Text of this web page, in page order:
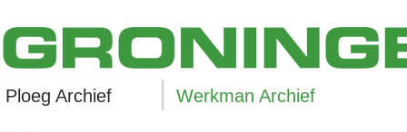
Ploeg Archief Werkman Archief